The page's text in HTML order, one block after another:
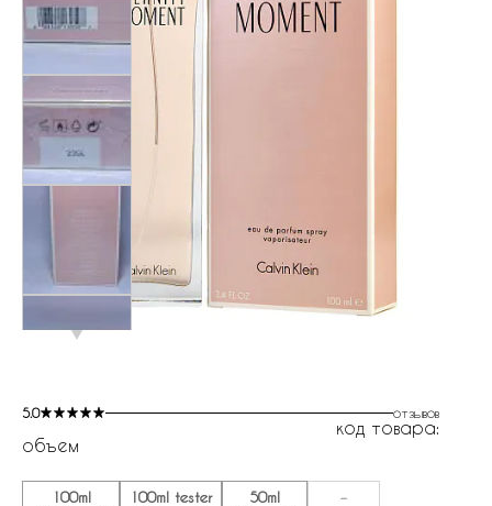
5.0 отзывов
код товара:
объем
100ml 100ml tester 50ml -